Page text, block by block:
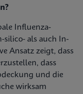
Influenza-
silico- als auch In-
Ansatz zeigt, dass
dass
und die
wirksam